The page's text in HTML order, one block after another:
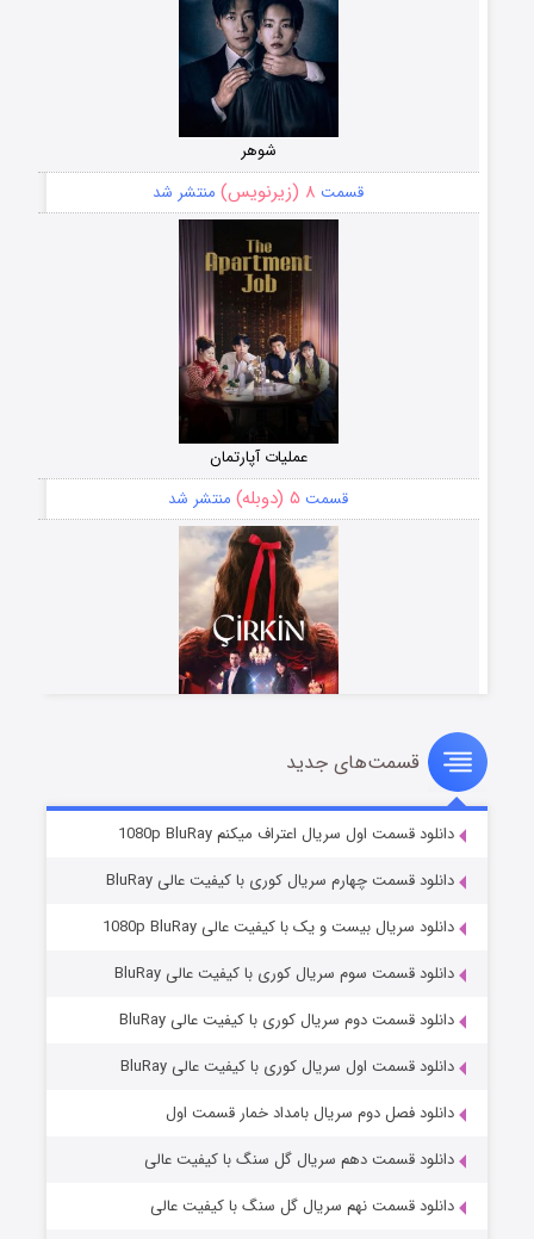
شوهر
قسمت ۸ (زیرنویس) منتشر شد
عملیات آپارتمان
قسمت ۵ (دوبله) منتشر شد
سریال زشت
قسمت۲ (زیرنویس) منتشر شد
مردگان متحرک: شهر مرده ۳
قسمت۲ (زیرنویس) منتشر شد
قسمت‌های جدید
دانلود قسمت اول سریال اعتراف میکنم 1080p BluRay
دانلود قسمت چهارم سریال کوری با کیفیت عالی BluRay
دانلود سریال بیست و یک با کیفیت عالی 1080p BluRay
دانلود قسمت سوم سریال کوری با کیفیت عالی BluRay
دانلود قسمت دوم سریال کوری با کیفیت عالی BluRay
دانلود قسمت اول سریال کوری با کیفیت عالی BluRay
دانلود فصل دوم سریال بامداد خمار قسمت اول
دانلود قسمت دهم سریال گل سنگ با کیفیت عالی
دانلود قسمت نهم سریال گل سنگ با کیفیت عالی